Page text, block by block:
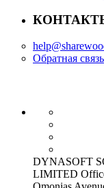
Обратная связь
DYNASOFT
LIMITED